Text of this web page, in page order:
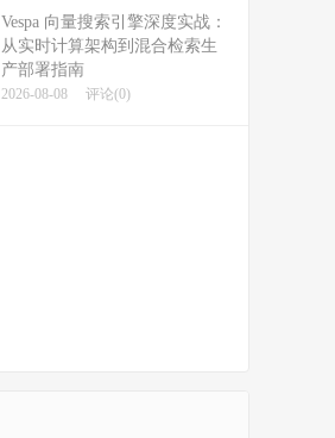
Vespa 向量搜索引擎深度实战：
从实时计算架构到混合检索生
产部署指南
2026-08-08 评论(0)